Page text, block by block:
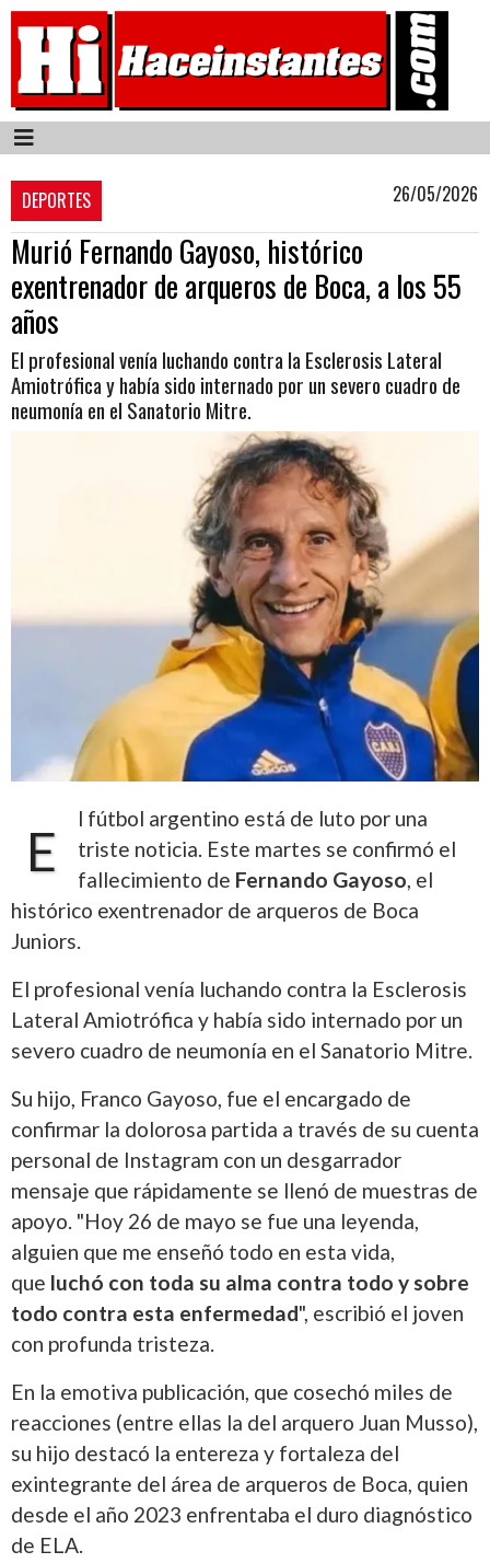
DEPORTES 26/05/2026
Murió Fernando Gayoso, histórico
exentrenador de arqueros de Boca, a los 55
años
El profesional venía luchando contra la Esclerosis Lateral
Amiotrófica y había sido internado por un severo cuadro de
neumonía en el Sanatorio Mitre.
E
l fútbol argentino está de luto por una
triste noticia. Este martes se confirmó el
fallecimiento de Fernando Gayoso, el
histórico exentrenador de arqueros de Boca
Juniors.
El profesional venía luchando contra la Esclerosis
Lateral Amiotrófica y había sido internado por un
severo cuadro de neumonía en el Sanatorio Mitre.
Su hijo, Franco Gayoso, fue el encargado de
confirmar la dolorosa partida a través de su cuenta
personal de Instagram con un desgarrador
mensaje que rápidamente se llenó de muestras de
apoyo. "Hoy 26 de mayo se fue una leyenda,
alguien que me enseñó todo en esta vida,
que luchó con toda su alma contra todo y sobre
todo contra esta enfermedad", escribió el joven
con profunda tristeza.
En la emotiva publicación, que cosechó miles de
reacciones (entre ellas la del arquero Juan Musso),
su hijo destacó la entereza y fortaleza del
exintegrante del área de arqueros de Boca, quien
desde el año 2023 enfrentaba el duro diagnóstico
de ELA.